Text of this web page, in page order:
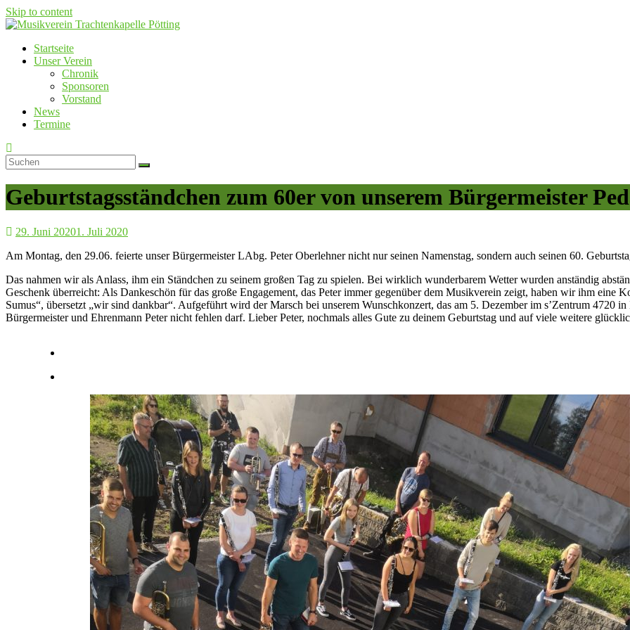
Skip to content
Musikverein Trachtenkapelle Pötting
Startseite
Unser Verein
Chronik
Sponsoren
Vorstand
News
Termine
Geburtstagsständchen zum 60er von unserem Bürgermeister
29. Juni 20201. Juli 2020
Am Montag, den 29.06. feierte unser Bürgermeister LAbg. Peter Oberlehner nicht nur seinen Namenstag, sondern auch seinen 60.
Das nahmen wir als Anlass, ihm ein Ständchen zu seinem großen Tag zu spielen. Bei wirklich wunderbarem Wetter wurden anständig
Geschenk überreicht: Als Dankeschön für das große Engagement, das Peter immer gegenüber dem Musikverein zeigt, haben wir ihm eine
Sumus“, übersetzt „wir sind dankbar“. Aufgeführt wird der Marsch bei unserem Wunschkonzert, das am 5. Dezember im s’Zentrum 4720
Bürgermeister und Ehrenmann Peter nicht fehlen darf. Lieber Peter, nochmals alles Gute zu deinem Geburtstag und auf viele weitere